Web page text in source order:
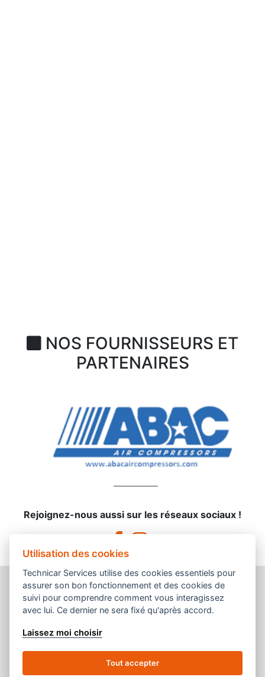
NOS FOURNISSEURS ET
PARTENAIRES
Rejoignez-nous aussi sur les réseaux sociaux !
Utilisation des cookies
Technicar Services utilise des cookies essentiels pour
assurer son bon fonctionnement et des cookies de
suivi pour comprendre comment vous interagissez
avec lui. Ce dernier ne sera fixé qu'après accord.
Laissez moi choisir
Tout accepter